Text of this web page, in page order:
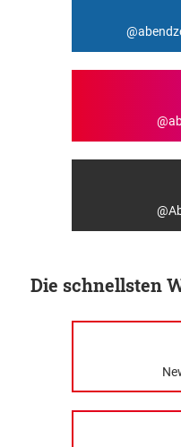
Die schnellsten